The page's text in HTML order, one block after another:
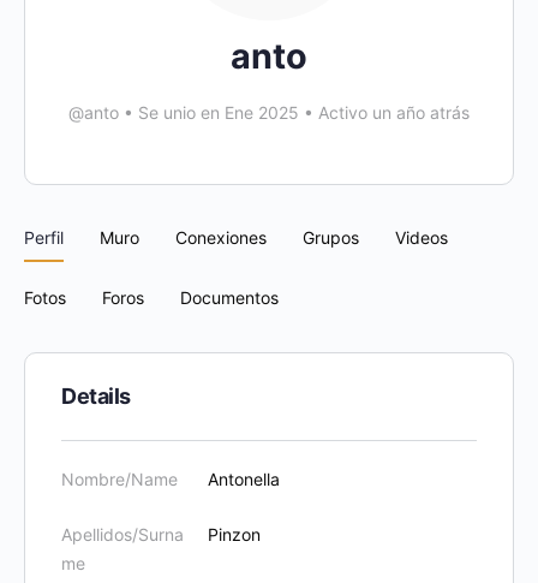
anto
@anto • Se unio en Ene 2025 • Activo un año atrás
Perfil Muro Conexiones Grupos Videos
Fotos Foros Documentos
Details
Nombre/Name Antonella
Apellidos/Surna
me
Pinzon